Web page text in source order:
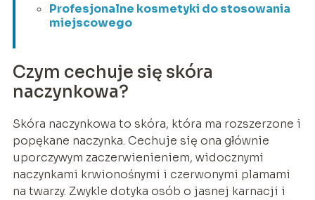
Profesjonalne kosmetyki do stosowania
miejscowego
Czym cechuje się skóra
naczynkowa?
Skóra naczynkowa to skóra, która ma rozszerzone i
popękane naczynka. Cechuje się ona głównie
uporczywym zaczerwienieniem, widocznymi
naczynkami krwionośnymi i czerwonymi plamami
na twarzy. Zwykle dotyka osób o jasnej karnacji i